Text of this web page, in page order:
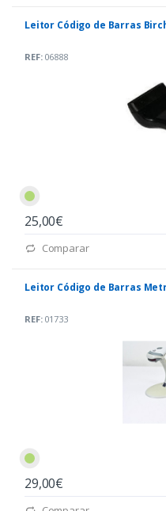
Leitor Código de Barras
REF:06888
25,00€
Comparar
Leitor Código de Barras
REF:01733
29,00€